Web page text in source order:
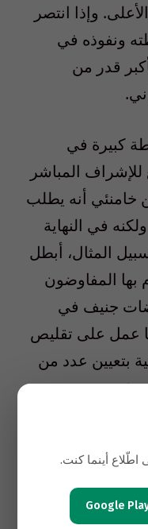
وإذا انتصر
ونفوذه في
قدر من
كبيرة في
المباشر
خامنئي أنه يطلب
في النهاية
المثال، أبطل
بها المفاوضون
جنيف في
الأول 2009. كما عمل على تقليص
بتعيين عدد من
رئيسية.
نجاد
نجاد في قيادة
اطّلاع أينما كنت.
Google